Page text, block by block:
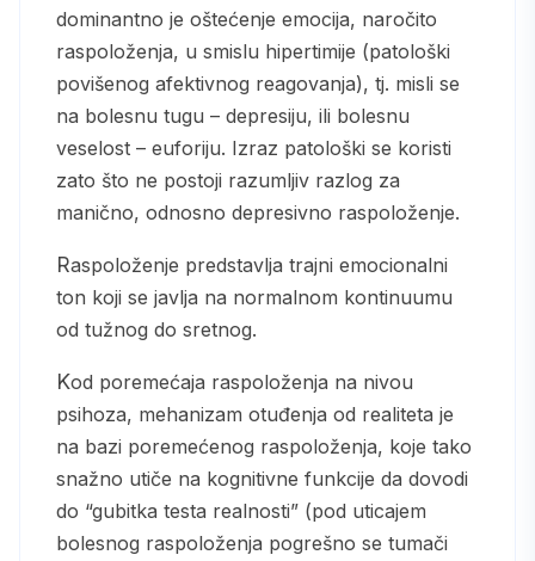
dominantno je oštećenje emocija, naročito
raspoloženja, u smislu hipertimije (patološki
povišenog afektivnog reagovanja), tj. misli se
na bolesnu tugu – depresiju, ili bolesnu
veselost – euforiju. Izraz patološki se koristi
zato što ne postoji razumljiv razlog za
manično, odnosno depresivno raspoloženje.
Raspoloženje predstavlja trajni emocionalni
ton koji se javlja na normalnom kontinuumu
od tužnog do sretnog.
Kod poremećaja raspoloženja na nivou
psihoza, mehanizam otuđenja od realiteta je
na bazi poremećenog raspoloženja, koje tako
snažno utiče na kognitivne funkcije da dovodi
do “gubitka testa realnosti” (pod uticajem
bolesnog raspoloženja pogrešno se tumači